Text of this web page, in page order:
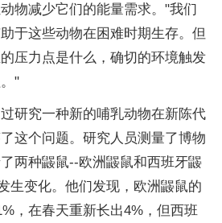
物减少它们的能量需求。"我们
于这些动物在困难时期生存。但
压力点是什么，确切的环境触发
"
研究一种新的哺乳动物在新陈代
这个问题。研究人员测量了博物
两种鼹鼠--欧洲鼹鼠和西班牙鼹
生变化。他们发现，欧洲鼹鼠的
，在春天重新长出4%，但西班